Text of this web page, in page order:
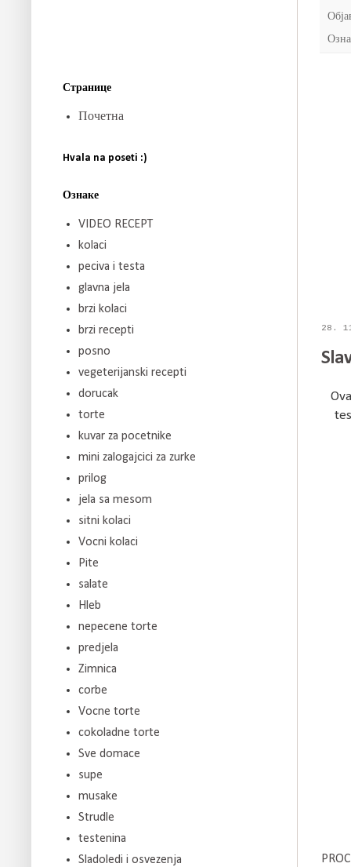
28.
Странице
Почетна
Hvala na poseti :)
Ознаке
VIDEO RECEPT
kolaci
peciva i testa
glavna jela
brzi kolaci
brzi recepti
posno
vegeterijanski recepti
dorucak
torte
kuvar za pocetnike
mini zalogajcici za zurke
prilog
jela sa mesom
sitni kolaci
Vocni kolaci
Pite
salate
Hleb
nepecene torte
predjela
Zimnica
corbe
Vocne torte
cokoladne torte
Sve domace
supe
musake
Strudle
testenina
Sladoledi i osvezenja